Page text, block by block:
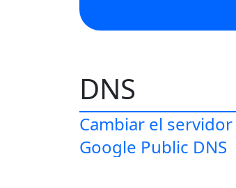
DNS
Cambiar el servidor
Google Public DNS